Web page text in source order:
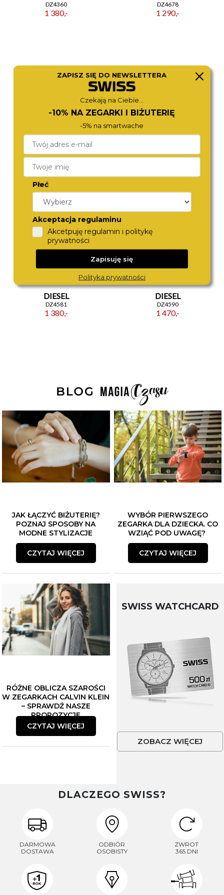
DZ4360
1 380,-
DZ4678
1 290,-
DIESEL
DZ4608
1 290,-
968833 48 85 20
DIESEL
DZ4581
1 380,-
DIESEL
DZ4590
1 470,-
JAK ŁĄCZYĆ BIŻUTERIĘ?
POZNAJ SPOSOBY NA
MODNE STYLIZACJE
CZYTAJ WIĘCEJ
WYBÓR PIERWSZEGO
ZEGARKA DLA DZIECKA. CO
WZIĄĆ POD UWAGĘ?
CZYTAJ WIĘCEJ
RÓŻNE OBLICZA SZAROŚCI
W ZEGARKACH CALVIN KLEIN
– SPRAWDŹ NASZE
PROPOZYCJE
CZYTAJ WIĘCEJ
SWISS WATCHCARD
ZOBACZ WIĘCEJ
DLACZEGO SWISS?
DARMOWA
DOSTAWA
ODBIÓR
OSOBISTY
ZWROT
365 DNI
ZAPISZ SIĘ DO NEWSLETTERA
Czekają na Ciebie...
-10% NA ZEGARKI I BIŻUTERIĘ
-5% na smartwache
Płeć
Akceptacja regulaminu
Akcetpuję regulamin i politykę
prywatności
Zapisuję się
Polityka prywatności